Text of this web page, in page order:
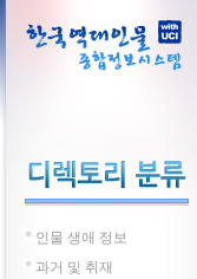
인물 생애 정보
과거 및 취재